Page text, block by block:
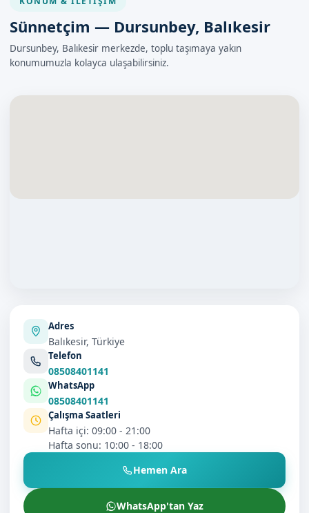
Sünnetçim — Dursunbey, Balıkesir
Dursunbey, Balıkesir merkezde, toplu taşımaya yakın
konumumuzla kolayca ulaşabilirsiniz.
Adres
Balıkesir, Türkiye
Telefon
08508401141
WhatsApp
08508401141
Çalışma Saatleri
Hafta içi: 09:00 - 21:00
Hafta sonu: 10:00 - 18:00
Hemen Ara
WhatsApp'tan Yaz